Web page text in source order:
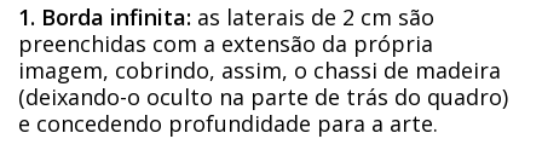
1. Borda infinita: as laterais de 2 cm são
preenchidas com a extensão da própria
imagem, cobrindo, assim, o chassi de madeira
(deixando-o oculto na parte de trás do quadro)
e concedendo profundidade para a arte.